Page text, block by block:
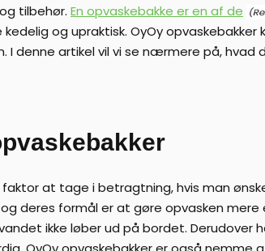
tilbehør. En opvaskebakke er en af de
og upraktisk. OyOy
denne artikel vil vi se nærmere på, hvad
at tage i betragtning, hvis man
deres formål er at gøre opvasken mere
ikke løber ud på bordet. Derudover